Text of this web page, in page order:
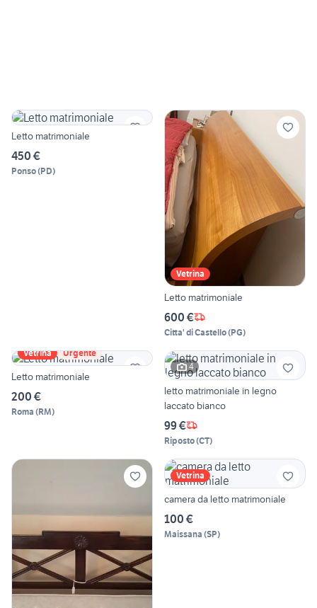
Letto matrimoniale
450 €
Ponso(PD)
Vetrina
Letto matrimoniale
600 €
Citta' di Castello(PG)
Vetrina
Urgente
Letto matrimoniale
200 €
Roma (RM)
4
letto matrimoniale in legno
laccato bianco
99 €
Riposto(CT)
Vetrina
camera da letto matrimoniale
100 €
Maissana (SP)